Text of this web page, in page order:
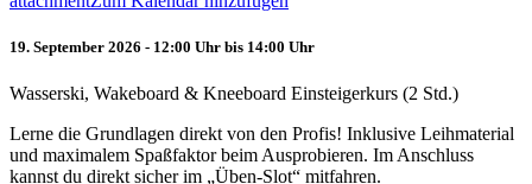
19. September 2026 - 12:00 Uhr bis 14:00 Uhr
Wasserski, Wakeboard & Kneeboard Einsteigerkurs (2 Std.)
Lerne die Grundlagen direkt von den Profis! Inklusive Leihmaterial
und maximalem Spaßfaktor beim Ausprobieren. Im Anschluss
kannst du direkt sicher im „Üben-Slot“ mitfahren.